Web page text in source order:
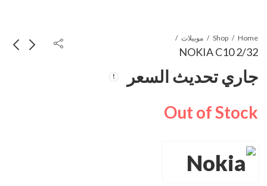
Home
Shop موبيلات
NOKIA C10 2/32
جاري تحديث السعر
Out of Stock